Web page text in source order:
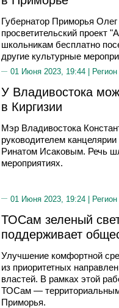
Губернатор Приморья
просветительский проект
школьникам бесплатно
другие культурные
01 Июня 2023, 19:44 |
У Владивостока
в Киргизии
Мэр Владивостока
руководителем канцелярии
Ринатом Исаковым. Речь
мероприятиях.
01 Июня 2023, 19:24 |
ТОСам зеленый
поддерживает
Улучшение комфортной
из приоритетных
властей. В рамках этой
ТОСам —
Приморья.